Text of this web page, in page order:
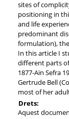
sites of
positioning in
and life
predominant
formulation),
In this article I
different parts
1877-Aïn Sefra
Gertrude Bell
most of her
Drets:
Aquest